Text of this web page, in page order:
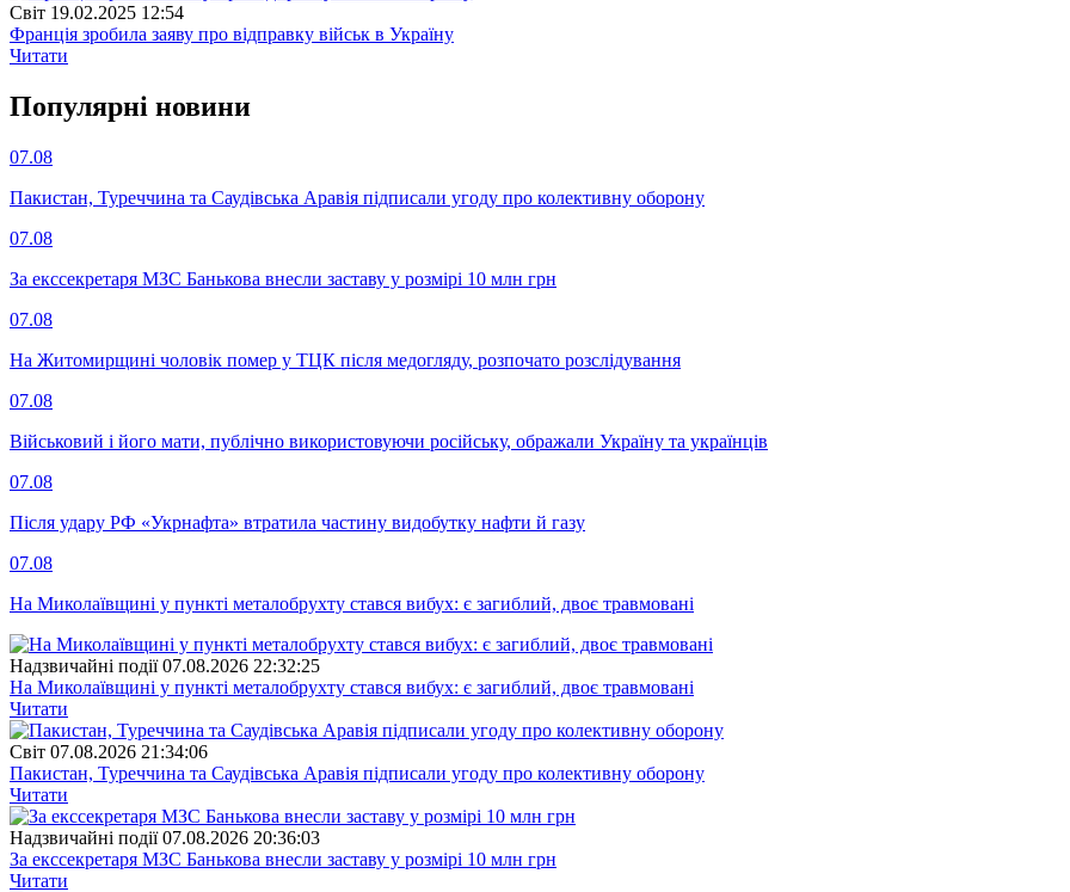
Свiт 19.02.2025 12:54
Франція зробила заяву про відправку військ в Україну
Читати
Популярнi новини
07.08
Пакистан, Туреччина та Саудівська Аравія підписали угоду про колективну оборону
07.08
За екссекретаря МЗС Банькова внесли заставу у розмірі 10 млн грн
07.08
На Житомирщині чоловік помер у ТЦК після медогляду, розпочато розслідування
07.08
Військовий і його мати, публічно використовуючи російську, ображали Україну та українців
07.08
Після удару РФ «Укрнафта» втратила частину видобутку нафти й газу
07.08
На Миколаївщині у пункті металобрухту стався вибух: є загиблий, двоє травмовані
Надзвичайні події 07.08.2026 22:32:25
На Миколаївщині у пункті металобрухту стався вибух: є загиблий, двоє травмовані
Читати
Свiт 07.08.2026 21:34:06
Пакистан, Туреччина та Саудівська Аравія підписали угоду про колективну оборону
Читати
Надзвичайні події 07.08.2026 20:36:03
За екссекретаря МЗС Банькова внесли заставу у розмірі 10 млн грн
Читати